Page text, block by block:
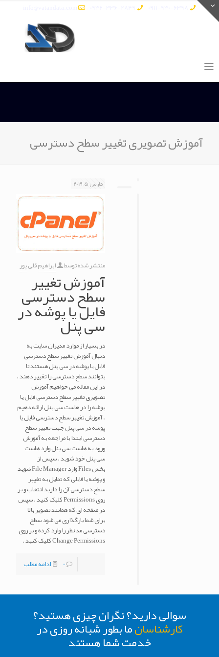
آموزش تصویری تغییر سطح دسترسی
مارس 5, 2019
منتشر شده توسط ابراهیم قلی پور
آموزش تغییر
سطح دسترسی
فایل یا پوشه در
سی پنل
در بسیار از موارد مدیران سایت به
دنبال آموزش تغییر سطح دسترسی
فایل یا پوشه در سی پنل هستند تا
بتوانند سطح دسترسی را تغییر دهند .
در این مقاله می خواهیم آموزش
تصویری تغییر سطح دسترسی فایل یا
پوشه را در هاست سی پنل ارائه دهیم
. آموزش تغییر سطح دسترسی فایل یا
پوشه در سی پنل جهت تغییر سطح
دسترسی ابتدا با مراجعه به آموزش
ورود به هاست سی پنل وارد هاست
سی پنل خود شوید . سپس از
بخش Files وارد File Manager شوید
و پوشه یا فایلی که تمایل به تغییر
سطح دسترسی آن را دارید انتخاب و بر
روی Permissions کلیک کنید . سپس
در صفحه ای که همانند تصویر بالا
برای شما بارگذاری می شود سطح
دسترسی مد نظر را وارد کرده و بر روی
Change Permissions کلیک کنید .
0
ادامه مطلب
سوالی دارید؟ نگران چیزی هستید؟
کارشناسانما بطور شبانه روزی در
خدمت شما هستند